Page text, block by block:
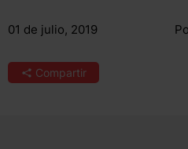
01 de julio, 2019
Compartir